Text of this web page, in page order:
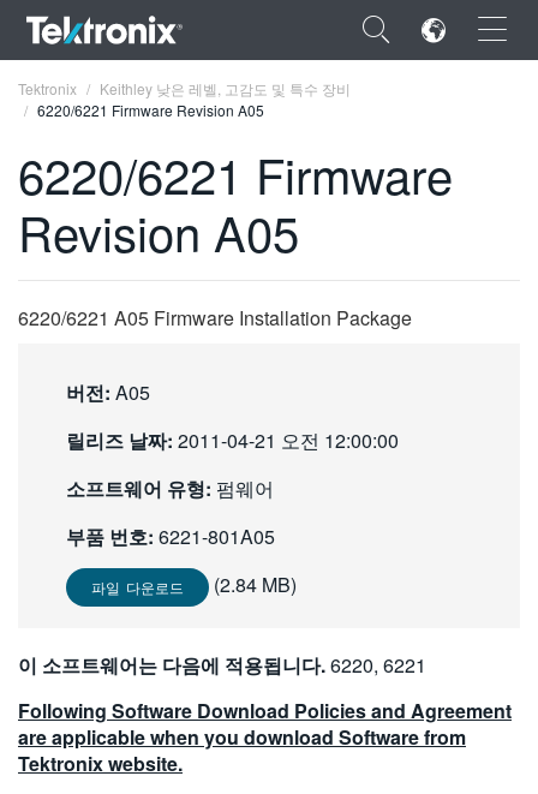
×
ENGLISH
FRANÇAIS
DEUTSCH
Tektronix
Keithley 낮은 레벨, 고감도 및 특수 장비
6220/6221 Firmware Revision A05
6220/6221 Firmware
Revision A05
6220/6221 A05 Firmware Installation Package
버전: A05
릴리즈 날짜: 2011-04-21 오전 12:00:00
소프트웨어 유형: 펌웨어
부품 번호: 6221-801A05
파일 다운로드 (2.84 MB)
이 소프트웨어는 다음에 적용됩니다.6220, 6221
Following Software Download Policies and Agreement
are applicable when you download Software from
Tektronix website.